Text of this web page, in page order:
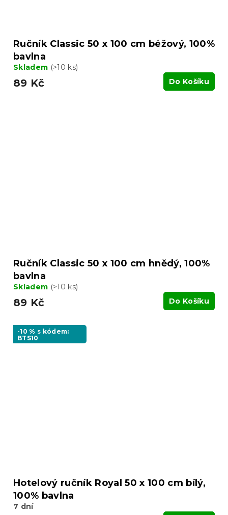
Ručník Classic 50 x 100 cm béžový, 100%
bavlna
Skladem (>10 ks)
89 Kč Do Košíku
Ručník Classic 50 x 100 cm hnědý, 100%
bavlna
Skladem (>10 ks)
89 Kč Do Košíku
-10 % s kódem:
BTS10
Hotelový ručník Royal 50 x 100 cm bílý,
100% bavlna
7 dní